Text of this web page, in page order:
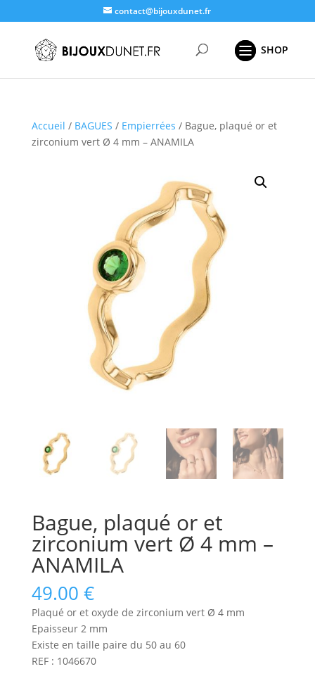
contact@bijouxdunet.fr
Accueil / BAGUES / Empierrées / Bague, plaqué or et
zirconium vert Ø 4 mm – ANAMILA
Bague, plaqué or et
zirconium vert Ø 4 mm –
ANAMILA
49.00 €
Plaqué or et oxyde de zirconium vert Ø 4 mm
Epaisseur 2 mm
Existe en taille paire du 50 au 60
REF : 1046670